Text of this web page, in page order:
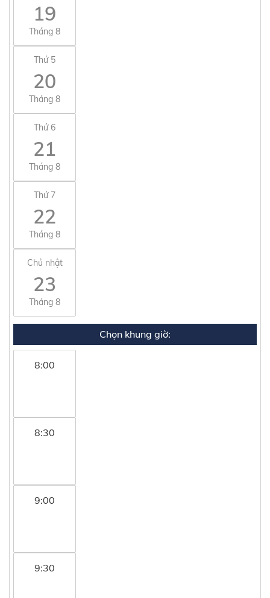
19
Tháng 8
Thứ 5
20
Tháng 8
Thứ 6
21
Tháng 8
Thứ 7
22
Tháng 8
Chủ nhật
23
Tháng 8
Chọn khung giờ:
8:00
8:30
9:00
9:30